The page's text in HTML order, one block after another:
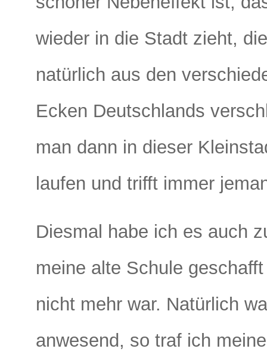
wieder in die Stadt zieht,
natürlich aus den
Ecken Deutschlands
man dann in dieser
laufen und trifft immer
Diesmal habe ich es auch
meine alte Schule
nicht mehr war. Natürlich
anwesend, so traf ich